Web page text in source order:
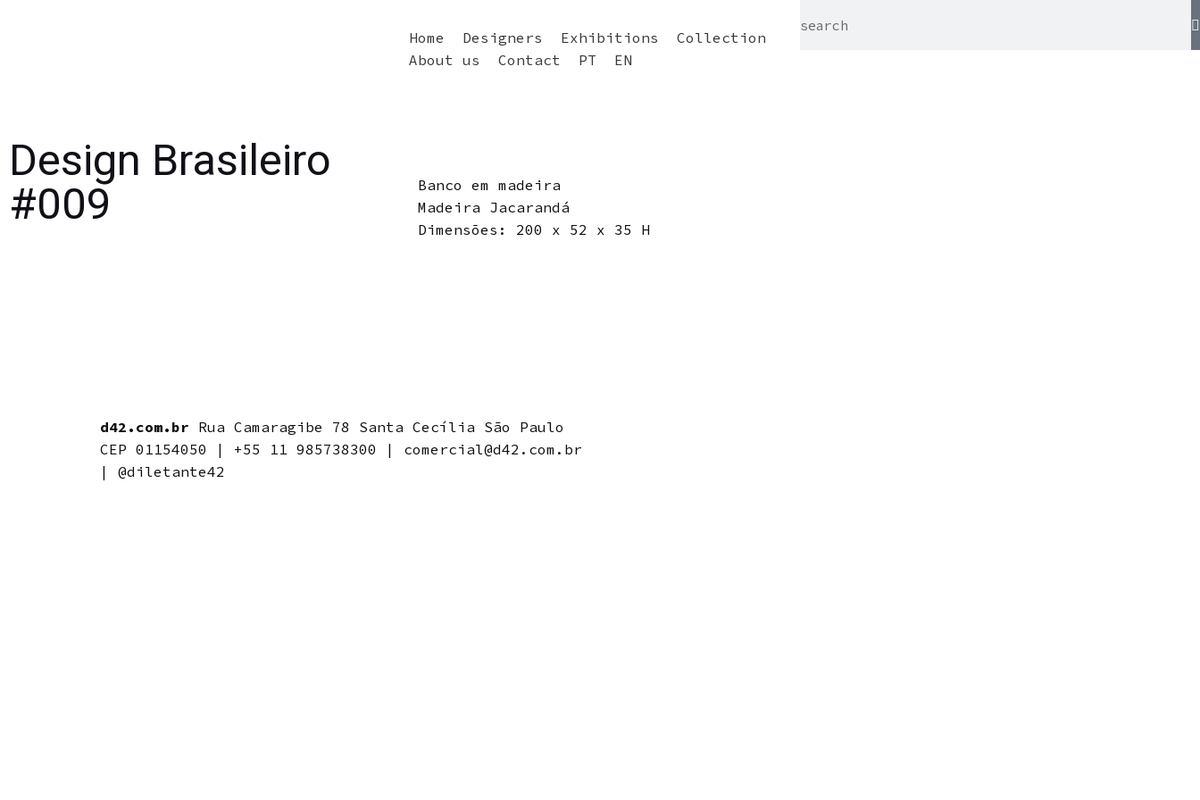
Home Designers Exhibitions
Collection
About us
Contact PT EN
Design Brasileiro
#009
Banco em madeira
Madeira Jacarandá
Dimensões: 200 x 52 x 35 H
d42.com.br Rua Camaragibe 78 Santa Cecília São Paulo
CEP 01154050 | +55 11 985738300 | comercial@d42.com.br
| @diletante42